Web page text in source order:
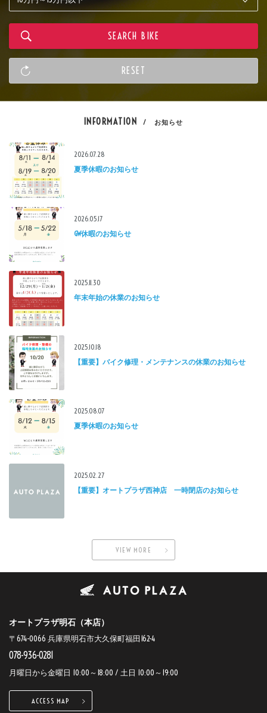
INFORMATION / お知らせ
2026.07.28
夏季休暇のお知らせ
2026.05.17
GW休暇のお知らせ
2025.11.30
年末年始の休業のお知らせ
2025.10.18
【重要】バイク修理・メンテナンスの休業のお知らせ
2025.08.07
夏季休暇のお知らせ
2025.02.27
【重要】オートプラザ西神店 一時閉店のお知らせ
VIEW MORE
オートプラザ明石（本店）
〒674-0066 兵庫県明石市大久保町福田162-4
078-936-0281
月曜日から金曜日 10:00～18:00 / 土日 10:00～19:00
ACCESS MAP